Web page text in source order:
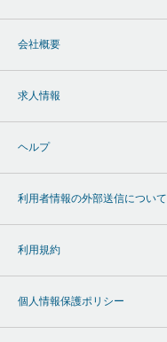
会社概要
求人情報
ヘルプ
利用者情報の外部送信について
利用規約
個人情報保護ポリシー